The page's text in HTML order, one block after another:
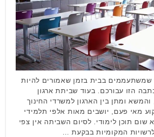
שמשתעממים בבית בזמן שאמורים להיות
הזו עבורכם. בעוד שביתת ארגון
ומתן בין הארגון למשרדי החינוך
מאי פעם, יושבים מאות אלפי תלמידי
שום תוכן לימודי. לסיום השביתה אין צפי
לרשויות המקומיות בבקעת …